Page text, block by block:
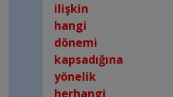
ilişkin
hangi
dönemi
kapsadığına
yönelik
herhangi